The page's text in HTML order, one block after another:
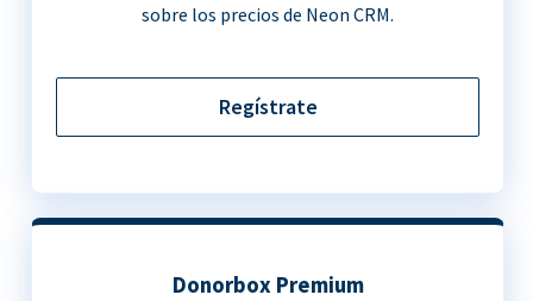
sobre los precios de Neon CRM.
Regístrate
Donorbox Premium